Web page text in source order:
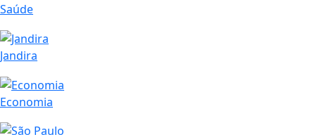
Saúde
Jandira
Economia